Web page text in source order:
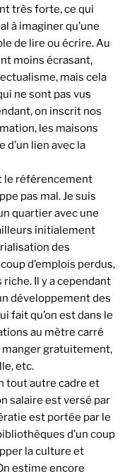
très forte, ce qui
à imaginer qu’une
de lire ou écrire. Au
moins écrasant,
mais cela
ne sont pas vus
on inscrit nos
les maisons
d’un lien avec la
le référencement
pas mal. Je suis
quartier avec une
initialement
des
d’emplois perdus,
Il y a cependant
développement des
fait qu’on est dans le
au mètre carré
manger gratuitement,
etc.
tout autre cadre et
salaire est versé par
est portée par le
d’un coup
la culture et
estime encore